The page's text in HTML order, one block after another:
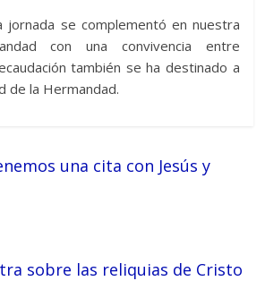
jornada se complementó en nuestra
con una convivencia entre
también se ha destinado a
de la Hermandad.
una cita con Jesús y
sobre las reliquias de Cristo